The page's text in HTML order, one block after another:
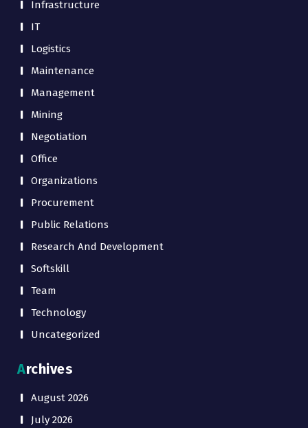
Infrastructure
IT
Logistics
Maintenance
Management
Mining
Negotiation
Office
Organizations
Procurement
Public Relations
Research And Development
Softskill
Team
Technology
Uncategorized
Archives
August 2026
July 2026